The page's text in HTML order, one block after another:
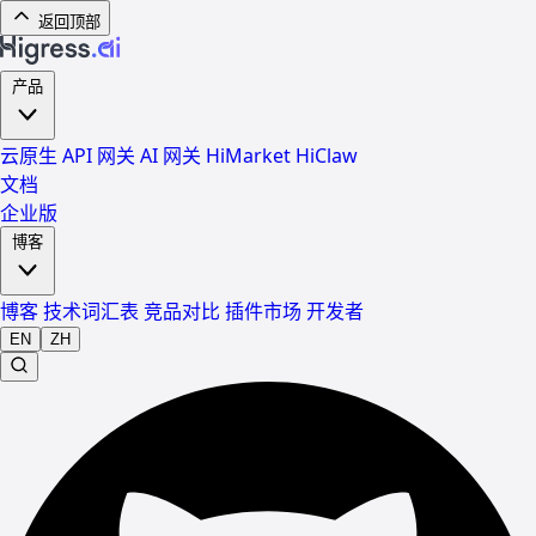
返回顶部
云原生 API 网关 AI 网关 HiMarket HiClaw
文档
企业版
博客技术词汇表 竞品对比 插件市场 开发者
EN ZH